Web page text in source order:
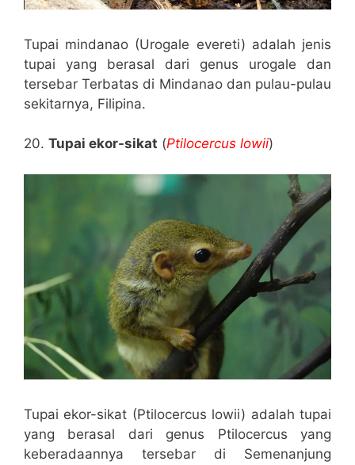
Tupai mindanao (Urogale evereti) adalah jenis
tupai yang berasal dari genus urogale dan
tersebar Terbatas di Mindanao dan pulau-pulau
sekitarnya, Filipina.
20. Tupai ekor-sikat (Ptilocercus lowii)
Tupai ekor-sikat (Ptilocercus lowii) adalah tupai
yang berasal dari genus Ptilocercus yang
keberadaannya tersebar di Semenanjung